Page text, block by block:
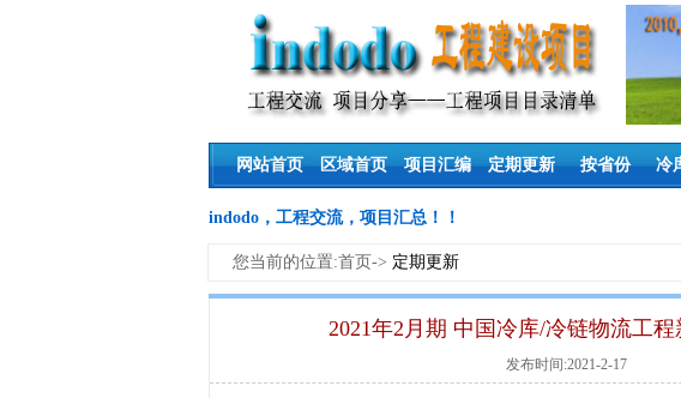
网站首页 区域首页 项目汇编 定期更新 按省份 冷
indodo，工程交流，项目汇总！！
您当前的位置:首页-> 定期更新
2021年2月期 中国冷库/冷链物流工
发布时间:2021-2-17